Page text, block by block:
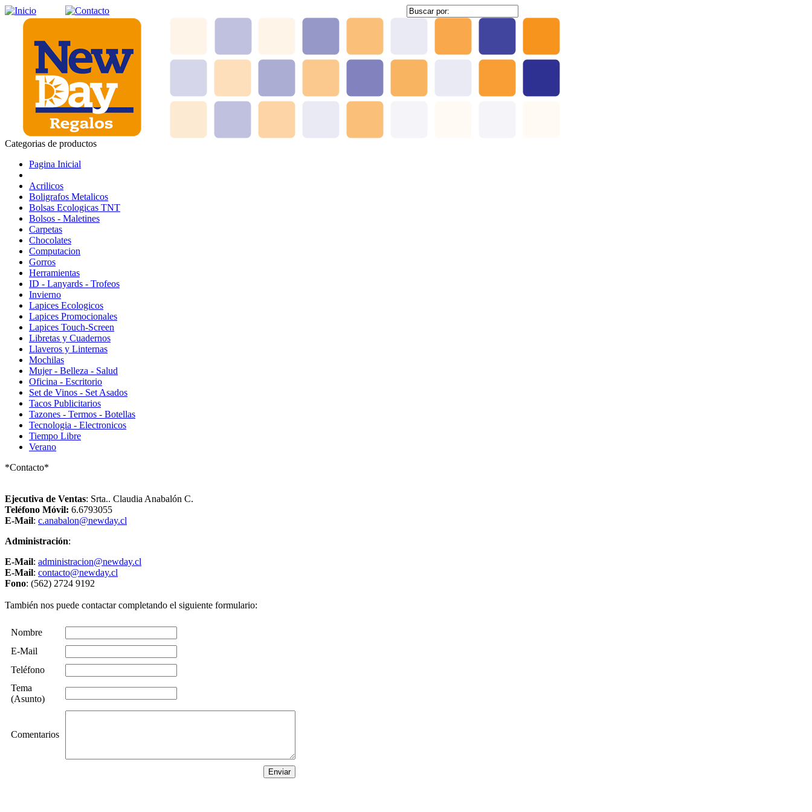
Categorias de productos
Pagina Inicial
Acrilicos
Boligrafos Metalicos
Bolsas Ecologicas TNT
Bolsos - Maletines
Carpetas
Chocolates
Computacion
Gorros
Herramientas
ID - Lanyards - Trofeos
Invierno
Lapices Ecologicos
Lapices Promocionales
Lapices Touch-Screen
Libretas y Cuadernos
Llaveros y Linternas
Mochilas
Mujer - Belleza - Salud
Oficina - Escritorio
Set de Vinos - Set Asados
Tacos Publicitarios
Tazones - Termos - Botellas
Tecnologia - Electronicos
Tiempo Libre
Verano
*Contacto*
Ejecutiva de Ventas: Srta.. Claudia Anabalón C.
Teléfono Móvil: 6.6793055
E-Mail: c.anabalon@newday.cl
Administración:
E-Mail: administracion@newday.cl
E-Mail: contacto@newday.cl
Fono: (562) 2724 9192
También nos puede contactar completando el siguiente formulario:
Nombre
E-Mail
Teléfono
Tema
(Asunto)
Comentarios